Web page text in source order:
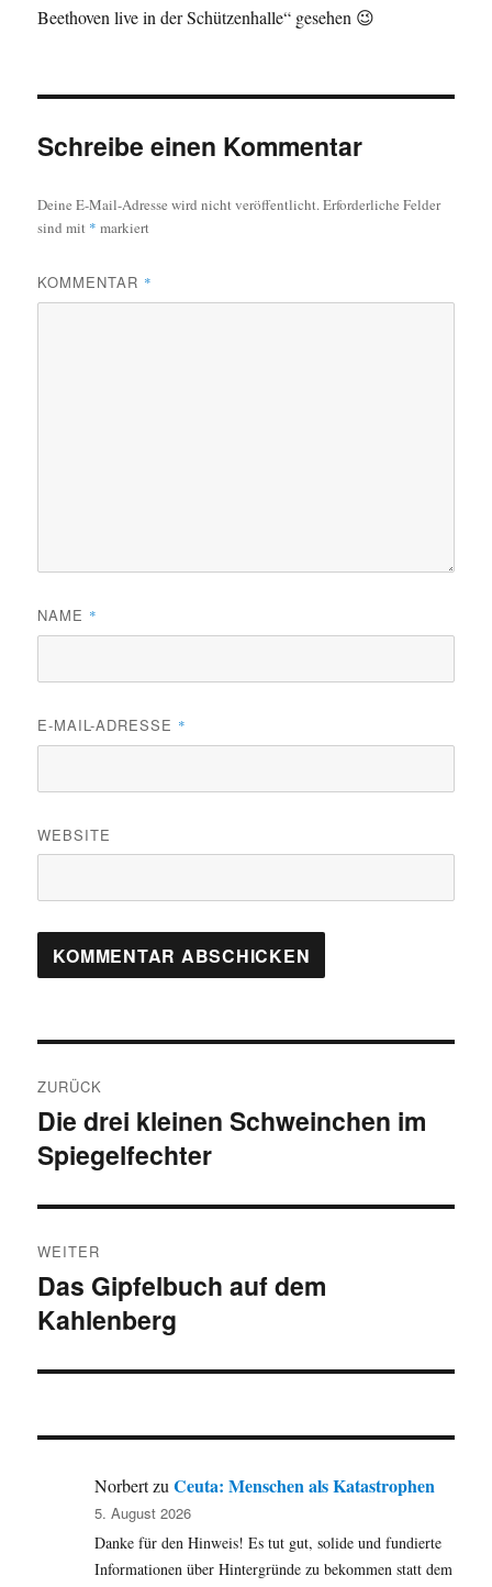
Beethoven live in der Schützenhalle“ gesehen 😉
Schreibe einen Kommentar
Deine E-Mail-Adresse wird nicht veröffentlicht.Erforderliche Felder
sind mit * markiert
KOMMENTAR *
NAME *
E-MAIL-ADRESSE *
WEBSITE
ZURÜCK
Vorheriger
Beitrag:
Die drei kleinen Schweinchen im
Spiegelfechter
WEITER
Nächster
Beitrag:
Das Gipfelbuch auf dem
Kahlenberg
NorbertzuCeuta: Menschen als Katastrophen
5. August 2026
Danke für den Hinweis! Es tut gut, solide und fundierte
Informationen über Hintergründe zu bekommen statt dem